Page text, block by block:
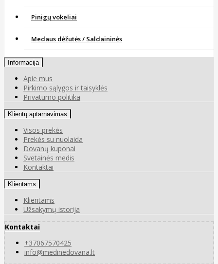
Pinigų vokeliai
Medaus dėžutės / Saldaininės
Informacija
Apie mus
Pirkimo sąlygos ir taisyklės
Privatumo politika
Klientų aptarnavimas
Visos prekės
Prekės su nuolaida
Dovanų kuponai
Svetainės medis
Kontaktai
Klientams
Klientams
Užsakymų istorija
Kontaktai
+37067570425
info@medinedovana.lt